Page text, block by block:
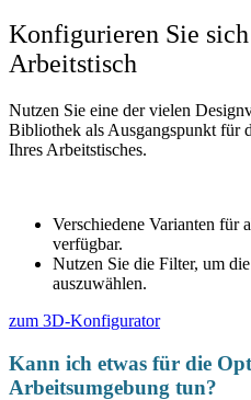
Konfigurieren Sie
Arbeitstisch
Nutzen Sie eine der vielen
Bibliothek als Ausgangspunkt für
Ihres Arbeitstisches.
Verschiedene Varianten für
verfügbar.
Nutzen Sie die Filter, um
auszuwählen.
zum 3D-Konfigurator
Kann ich etwas für die
Arbeitsumgebung tun?